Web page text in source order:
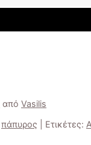
από Vasilis
πάπυρος Ετικέτες: